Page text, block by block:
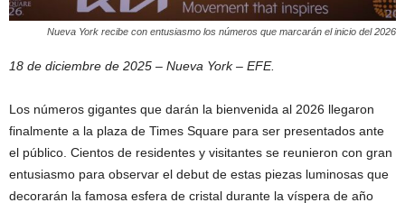
Nueva York recibe con entusiasmo los números que marcarán el inicio del 2026
18 de diciembre de 2025 – Nueva York – EFE.
Los números gigantes que darán la bienvenida al 2026 llegaron
finalmente a la plaza de Times Square para ser presentados ante
el público. Cientos de residentes y visitantes se reunieron con gran
entusiasmo para observar el debut de estas piezas luminosas que
decorarán la famosa esfera de cristal durante la víspera de año